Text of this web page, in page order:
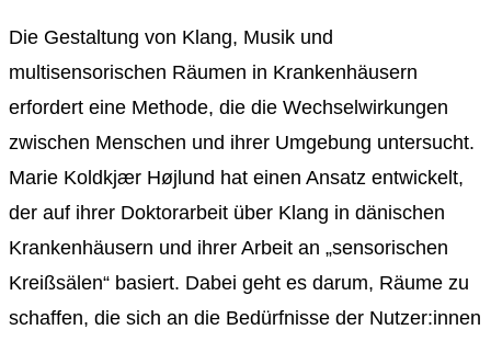
Die Gestaltung von Klang, Musik und
multisensorischen Räumen in Krankenhäusern
erfordert eine Methode, die die Wechselwirkungen
zwischen Menschen und ihrer Umgebung untersucht.
Marie Koldkjær Højlund hat einen Ansatz entwickelt,
der auf ihrer Doktorarbeit über Klang in dänischen
Krankenhäusern und ihrer Arbeit an „sensorischen
Kreißsälen“ basiert. Dabei geht es darum, Räume zu
schaffen, die sich an die Bedürfnisse der Nutzer:innen